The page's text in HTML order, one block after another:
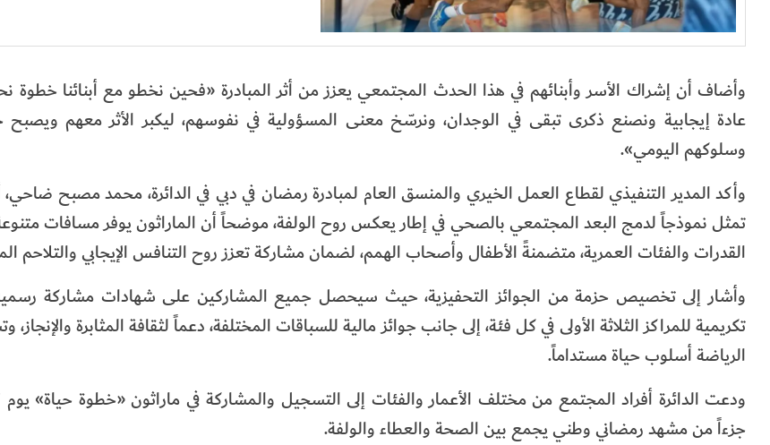
وأضاف أن إشراك الأسر وأبنائهم في هذا الحدث المجتمعي يعزز من أثر المبادرة «فحين نخطو مع أبنائنا خطوة
عادة إيجابية ونصنع ذكرى تبقى في الوجدان، ونرسّخ معنى المسؤولية في نفوسهم، ليكبر الأثر معهم
وسلوكهم اليومي».
وأكد المدير التنفيذي لقطاع العمل الخيري والمنسق العام لمبادرة رمضان في دبي في الدائرة، محمد مصبح
تمثل نموذجاً لدمج البعد المجتمعي بالصحي في إطار يعكس روح الولفة، موضحاً أن الماراثون يوفر مسافات
القدرات والفئات العمرية، متضمنةً الأطفال وأصحاب الهمم، لضمان مشاركة تعزز روح التنافس الإيجابي والتلاحم
وأشار إلى تخصيص حزمة من الجوائز التحفيزية، حيث سيحصل جميع المشاركين على شهادات مشاركة
تكريمية للمراكز الثلاثة الأولى في كل فئة، إلى جانب جوائز مالية للسباقات المختلفة، دعماً لثقافة المثابرة
الرياضة أسلوب حياة مستداماً.
جزءاً من مشهد رمضاني وطني يجمع بين الصحة والعطاء والولفة.